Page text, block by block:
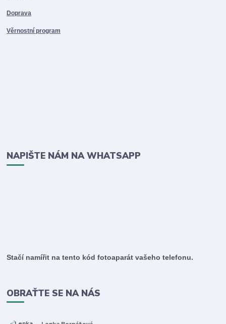
Doprava
Věrnostní program
NAPIŠTE NÁM NA WHATSAPP
Stačí namířit na tento kód fotoaparát vašeho telefonu.
OBRAŤTE SE NA NÁS